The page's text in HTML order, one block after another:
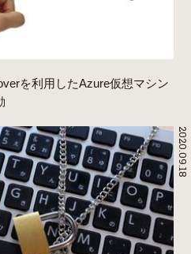
を利用したAzure仮想マシン
2020.09.18